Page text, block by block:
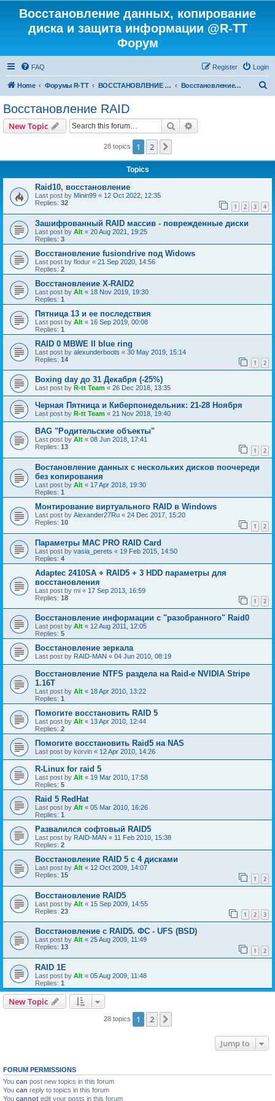
Восстановление данных, копирование
диска и защита информации @R-TT
Форум
FAQ Login
Register
Home Форумы R-TT ВОССТАНОВЛЕНИЕ ДАННЫХ И УДАЛЕННЫХ ФАЙЛОВ Восстановление RAID
Восстановление RAID
New Topic Search
28 topics 1 2
Topics
Raid10, восстановление
Last post by Minin99 « 12 Oct 2022, 12:35
Replies: 32 1 2 3 4
Зашифрованный RAID массив - поврежденные диски
Last post by Alt « 20 Aug 2021, 19:25
Replies: 3
Восстановление fusiondrive под Widows
Last post by flodur « 21 Sep 2020, 14:56
Replies: 2
Восстановление X-RAID2
Last post by Alt « 18 Nov 2019, 19:30
Replies: 1
Пятница 13 и ее последствия
Last post by Alt « 16 Sep 2019, 00:08
Replies: 1
RAID 0 MBWE II blue ring
Last post by alexunderboots « 30 May 2019, 15:14
Replies: 14 1 2
Boxing day до 31 Декабря (-25%)
Last post by R-tt Team « 26 Dec 2018, 13:35
Черная Пятница и Киберпонедельник: 21-28 Ноября
Last post by R-tt Team « 21 Nov 2018, 19:40
BAG "Родительские объекты"
Last post by Alt « 08 Jun 2018, 17:41
Replies: 13 1 2
Востановление данных с нескольких дисков поочереди
без копирования
Last post by Alt « 17 Apr 2018, 19:30
Replies: 1
Монтирование виртуального RAID в Windows
Last post by Alexander27Ru « 24 Dec 2017, 15:20
Replies: 10 1 2
Параметры МАС PRO RAID Card
Last post by vasia_perets « 19 Feb 2015, 14:50
Replies: 4
Adaptec 2410SA + RAID5 + 3 HDD параметры для
восстановления
Last post by mi « 17 Sep 2013, 16:59
Replies: 18 1 2
Восстановление информации с "разобранного" Raid0
Last post by Alt « 12 Aug 2011, 12:05
Replies: 5
Восстановление зеркала
Last post by RAID-MAN « 04 Jun 2010, 08:19
Восстановление NTFS раздела на Raid-е NVIDIA Stripe
1.16Т
Last post by Alt « 18 Apr 2010, 13:22
Replies: 1
Помогите восстановить RAID 5
Last post by Alt « 13 Apr 2010, 12:44
Replies: 2
Помогите восстановить Raid5 на NAS
Last post by korvin « 12 Apr 2010, 14:26
R-Linux for raid 5
Last post by Alt « 19 Mar 2010, 17:58
Replies: 5
Raid 5 RedHat
Last post by Alt « 05 Mar 2010, 16:26
Replies: 1
Развалился софтовый RAID5
Last post by RAID-MAN « 11 Feb 2010, 15:38
Replies: 2
Восстановление RAID 5 с 4 дисками
Last post by Alt « 12 Oct 2009, 14:07
Replies: 15 1 2
Восстановление RAID5
Last post by Alt « 15 Sep 2009, 14:55
Replies: 23 1 2 3
Восстановление с RAID5. ФС - UFS (BSD)
Last post by Alt « 25 Aug 2009, 11:49
Replies: 13 1 2
RAID 1E
Last post by Alt « 05 Aug 2009, 11:48
Replies: 1
New Topic
28 topics 1 2
Jump to
FORUM PERMISSIONS
You can post new topics in this forum
You can reply to topics in this forum
You cannot edit your posts in this forum